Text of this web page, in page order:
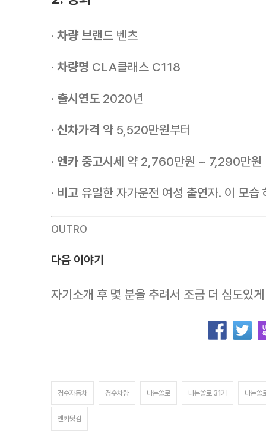
· 차량 브랜드 벤츠
· 차량명 CLA클래스 C118
· 출시연도 2020년
· 신차가격 약 5,520만원부터
· 엔카 중고시세 약 2,760만원 ~ 7,290만원
· 비고 유일한 자가운전 여성 출연자. 이 모습
OUTRO
다음 이야기
자기소개 후 몇 분을 추려서 조금 더 심도있
경수자동차 경수차량 나는쏠로 나는쏠로 31기 나는쏠
엔카닷컴